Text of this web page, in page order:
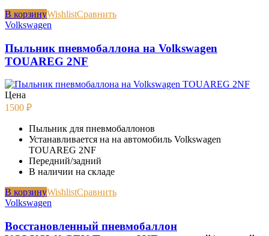
В корзинуWishlistСравнить
Volkswagen
Пыльник пневмобаллона на Volkswagen
TOUAREG 2NF
Цена
1500 ₽
Пыльник для пневмобаллонов
Устанавливается на на автомобиль Volkswagen
TOUAREG 2NF
Передний/задний
В наличии на складе
В корзинуWishlistСравнить
Volkswagen
Восстановленный пневмобаллон